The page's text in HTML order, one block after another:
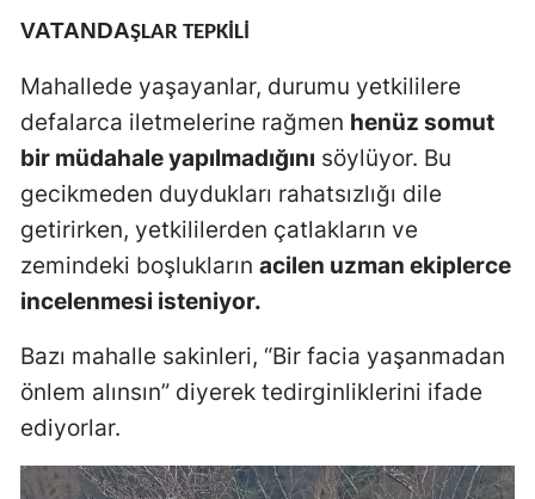
VATANDAŞLAR TEPKILI
Mahallede yaşayanlar, durumu yetkililere
defalarca iletmelerine rağmen henüz somut
bir müdahale yapılmadığını söylüyor. Bu
gecikmeden duydukları rahatsızlığı dile
getirirken, yetkililerden çatlakların ve
zemindeki boşlukların acilen uzman ekiplerce
incelenmesi isteniyor.
Bazı mahalle sakinleri, “Bir facia yaşanmadan
önlem alınsın” diyerek tedirginliklerini ifade
ediyorlar.